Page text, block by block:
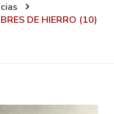
DE HIERRO (10)